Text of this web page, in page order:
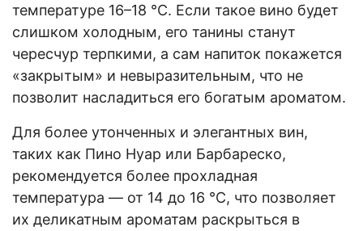
температуре 16–18 °С. Если такое вино будет
слишком холодным, его танины станут
чересчур терпкими, а сам напиток покажется
«закрытым» и невыразительным, что не
позволит насладиться его богатым ароматом.
Для более утонченных и элегантных вин,
таких как Пино Нуар или Барбареско,
рекомендуется более прохладная
температура — от 14 до 16 °С, что позволяет
их деликатным ароматам раскрыться в